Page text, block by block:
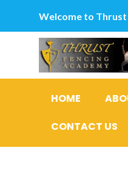
Welcome to Thrust
HOME
CONTACT US